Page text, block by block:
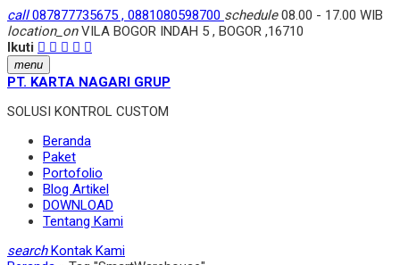
call087877735675 , 0881080598700 schedule08.00 - 17.00 WIB
location_onVILA BOGOR INDAH 5 , BOGOR ,16710
Ikuti
menu
PT. KARTA NAGARI GRUP
SOLUSI KONTROL CUSTOM
Beranda
Paket
Portofolio
Blog Artikel
DOWNLOAD
Tentang Kami
search Kontak Kami